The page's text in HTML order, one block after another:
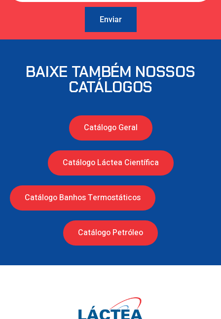
Enviar
BAIXE TAMBÉM NOSSOS
CATÁLOGOS
Catálogo Geral
Catálogo Láctea Científica
Catálogo Banhos Termostáticos
Catálogo Petróleo